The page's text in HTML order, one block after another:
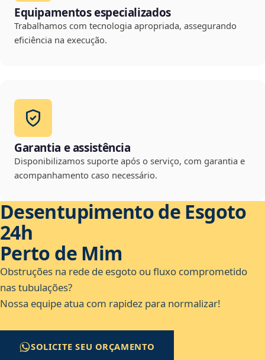
Equipamentos especializados
Trabalhamos com tecnologia apropriada, assegurando
eficiência na execução.
Garantia e assistência
Disponibilizamos suporte após o serviço, com garantia e
acompanhamento caso necessário.
Desentupimento de Esgoto
24h
Perto de Mim
Obstruções na rede de esgoto ou fluxo comprometido
nas tubulações?
Nossa equipe atua com rapidez para normalizar!
SOLICITE SEU ORÇAMENTO